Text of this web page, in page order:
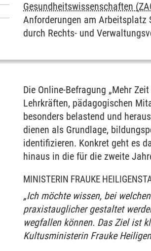
Gesundheitswissenschaften
Anforderungen am Arbeitsplatz
durch Rechts- und
Die Online-Befragung „Mehr
Lehrkräften, pädagogischen
besonders belastend und
dienen als Grundlage,
identifizieren. Konkret geht es
hinaus in die für die zweite
MINISTERIN FRAUKE
„Ich möchte wissen, bei
praxistauglicher gestaltet
wegfallen können. Das Ziel ist
Kultusministerin Frauke